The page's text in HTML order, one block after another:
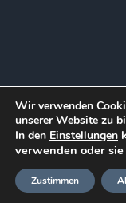
Wir verwenden
unserer Website zu
In den Einstellungen
verwenden oder sie
Zustimmen